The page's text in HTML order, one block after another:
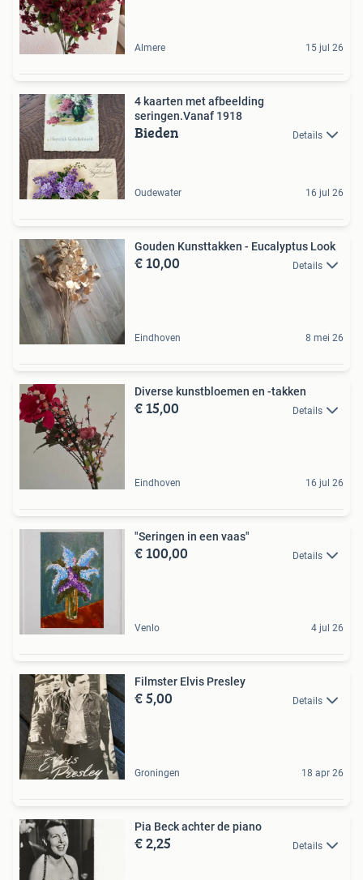
Almere 15 jul 26
4 kaarten met afbeelding
seringen.Vanaf 1918
Bieden Details
Oudewater 16 jul 26
Gouden Kunsttakken - Eucalyptus Look
€ 10,00 Details
Eindhoven 8 mei 26
Diverse kunstbloemen en -takken
€ 15,00 Details
Eindhoven 16 jul 26
"Seringen in een vaas"
€ 100,00 Details
Venlo 4 jul 26
Filmster Elvis Presley
€ 5,00 Details
Groningen 18 apr 26
Pia Beck achter de piano
€ 2,25 Details